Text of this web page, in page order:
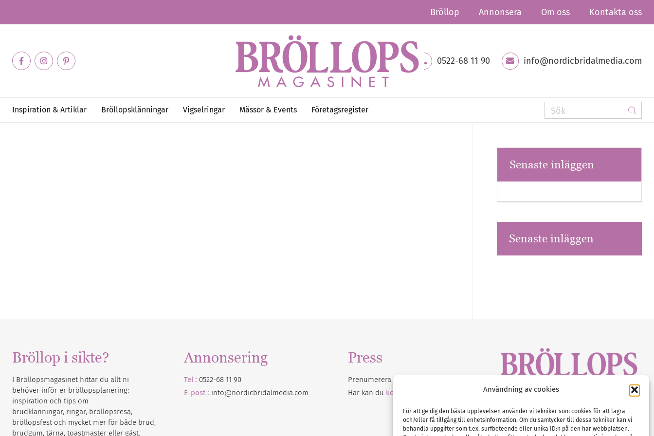
Användning av cookies
För att ge dig den bästa upplevelsen använder vi tekniker som cookies för att lagra
och/eller få tillgång till enhetsinformation. Om du samtycker till dessa tekniker kan vi
behandla uppgifter som t.ex. surfbeteende eller unika ID:n på den här webbplatsen.
Bröllop Annonsera Om oss Kontakta oss
0522-68 11 90 info@nordicbridalmedia.com
Inspiration & Artiklar Bröllopsklänningar Vigselringar Mässor & Events Företagsregister
Senaste inläggen
Senaste inläggen
Bröllop i sikte?
I Bröllopsmagasinet hittar du allt ni
behöver inför er bröllopsplanering:
inspiration och tips om
brudklänningar, ringar, bröllopsresa,
bröllopsfest och mycket mer för både brud,
brudgum, tärna, toastmaster eller gäst.
Annonsering
Tel : 0522-68 11 90
E-post : info@nordicbridalmedia.com
Press
Prenumerera på vårt
Här kan du köpa Bröllopsmagasinet
Tel :0522-68 11 90
E-post:info@nordicbridalmedia.com